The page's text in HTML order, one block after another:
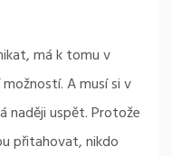
má k tomu v
A musí si v
naději uspět. Protože
přitahovat, nikdo